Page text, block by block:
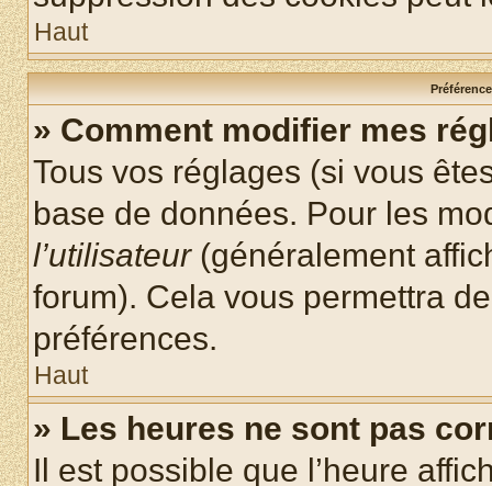
Haut
» Comment modifier mes
Tous vos réglages (si vous
base de données. Pour les
l’utilisateur(généralement
forum). Cela vous permettra
préférences.
Haut
» Les heures ne sont pas
Il est possible que l’heure